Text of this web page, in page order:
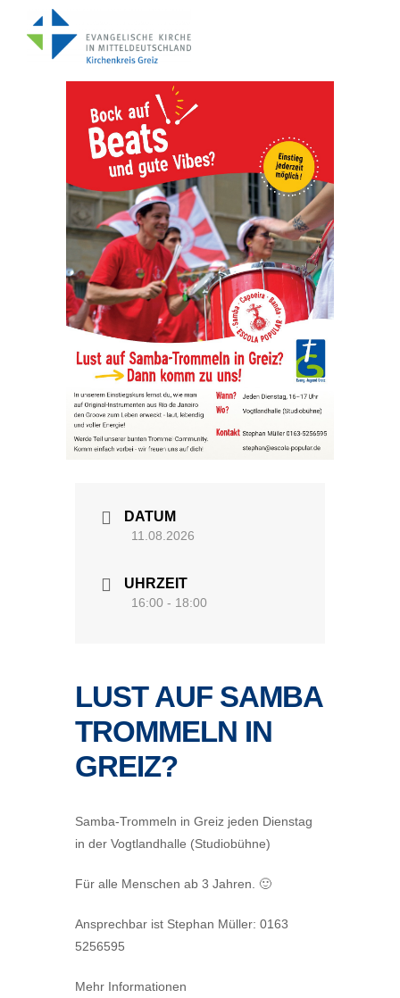
DATUM
11.08.2026
UHRZEIT
16:00 - 18:00
LUST AUF SAMBA
TROMMELN IN
GREIZ?
Samba-Trommeln in Greiz jeden Dienstag
in der Vogtlandhalle (Studiobühne)
Für alle Menschen ab 3 Jahren. 🙂
Ansprechbar ist Stephan Müller: 0163
5256595
Mehr Informationen